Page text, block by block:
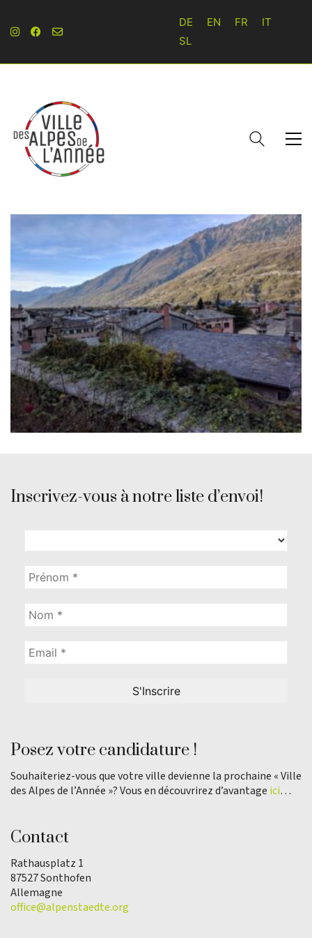
DE EN FR
IT
SL
Inscrivez-vous à notre liste d’envoi!
Posez votre candidature !
Souhaiteriez-vous que votre ville devienne la prochaine « Ville
des Alpes de l’Année »? Vous en découvrirez d’avantage ici…
Contact
Rathausplatz 1
87527 Sonthofen
Allemagne
office@alpenstaedte.org